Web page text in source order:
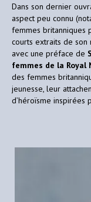
Dans son dernier
aspect peu connu
femmes britanniques
courts extraits de son
avec une préface de
femmes de la Royal
des femmes
jeunesse, leur
d’héroïsme inspirées